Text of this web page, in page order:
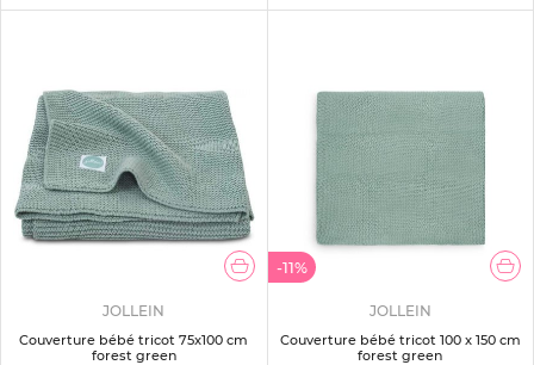
JOLLEIN
Couverture bébé tricot 75x100 cm
forest green
-11%
JOLLEIN
Couverture bébé tricot 100 x 150 cm
forest green